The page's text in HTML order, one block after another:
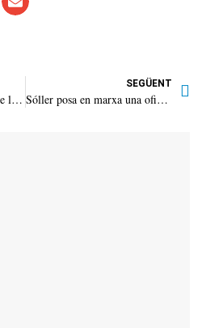
El Port es prepara per rebre la bandera blava
SEGÜENT
Sóller posa en marxa una oficina municipal d’habitatge